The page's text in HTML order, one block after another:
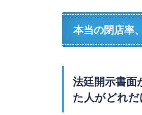
本当の閉店率
法廷開示書面
た人がどれだ